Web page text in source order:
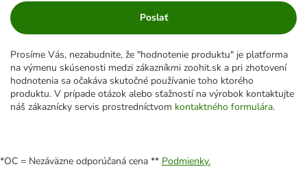
Poslať
Prosíme Vás, nezabudnite, že "hodnotenie produktu" je platforma
na výmenu skúsenosti medzi zákazníkmi zoohit.sk a pri zhotovení
hodnotenia sa očakáva skutočné používanie toho ktorého
produktu. V prípade otázok alebo sťažností na výrobok kontaktujte
náš zákaznícky servis prostredníctvom kontaktného formulára.
*OC = Nezáväzne odporúčaná cena ** Podmienky.